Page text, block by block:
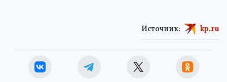
Источник: kp.ru